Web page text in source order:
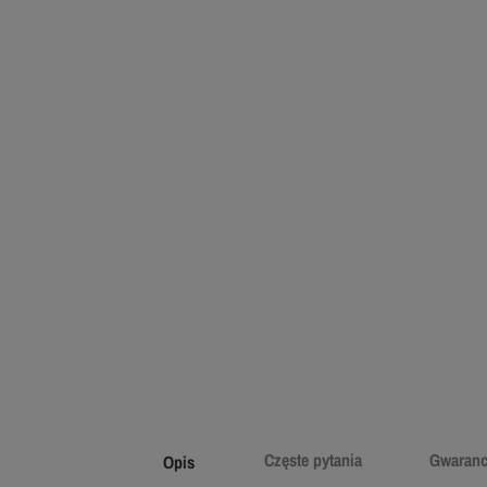
Opis Częste pytania